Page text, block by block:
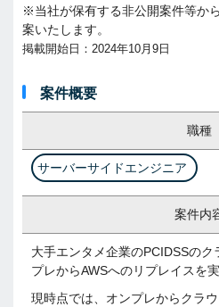
※当社が保有する非公開案件等か
案いたします。
掲載開始日：2024年10月9日
案件概要
職種
サーバーサイドエンジニア
案件内
大手エンタメ企業のPCIDSSの
プレからAWSへのリプレイスを
現時点では、オンプレからクラ